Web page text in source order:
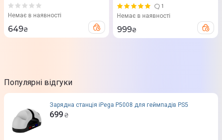
Немає в наявності
649₴
Sony PS5 (Black)1
Немає в наявності
999₴
Популярні відгуки
Зарядна станція iPega P5008 для геймпадів PS5
699 ₴